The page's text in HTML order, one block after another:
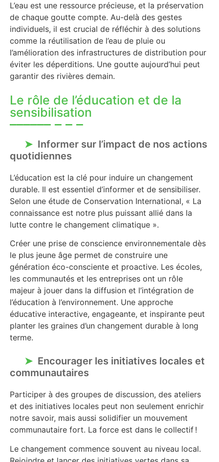
L’eau est une ressource précieuse, et la préservation
de chaque goutte compte. Au-delà des gestes
individuels, il est crucial de réfléchir à des solutions
comme la réutilisation de l’eau de pluie ou
l’amélioration des infrastructures de distribution pour
éviter les déperditions. Une goutte aujourd’hui peut
garantir des rivières demain.
Le rôle de l’éducation et de la
sensibilisation
Informer sur l’impact de nos actions
quotidiennes
L’éducation est la clé pour induire un changement
durable. Il est essentiel d’informer et de sensibiliser.
Selon une étude de Conservation International, « La
connaissance est notre plus puissant allié dans la
lutte contre le changement climatique ».
Créer une prise de conscience environnementale dès
le plus jeune âge permet de construire une
génération éco-consciente et proactive. Les écoles,
les communautés et les entreprises ont un rôle
majeur à jouer dans la diffusion et l’intégration de
l’éducation à l’environnement. Une approche
éducative interactive, engageante, et inspirante peut
planter les graines d’un changement durable à long
terme.
Encourager les initiatives locales et
communautaires
Participer à des groupes de discussion, des ateliers
et des initiatives locales peut non seulement enrichir
notre savoir, mais aussi solidifier un mouvement
communautaire fort. La force est dans le collectif !
Le changement commence souvent au niveau local.